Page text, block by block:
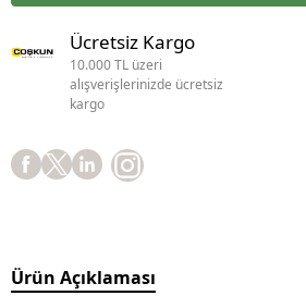
Ücretsiz Kargo
10.000 TL üzeri
alışverişlerinizde ücretsiz
kargo
Ürün Açıklaması